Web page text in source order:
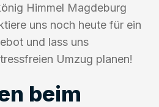
Himmel Magdeburg
uns noch heute für ein
und lass uns
Umzug planen!
beim